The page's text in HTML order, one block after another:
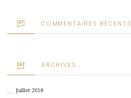
COMMENTAIRES RÉCENTS
ARCHIVES
Juillet 2018